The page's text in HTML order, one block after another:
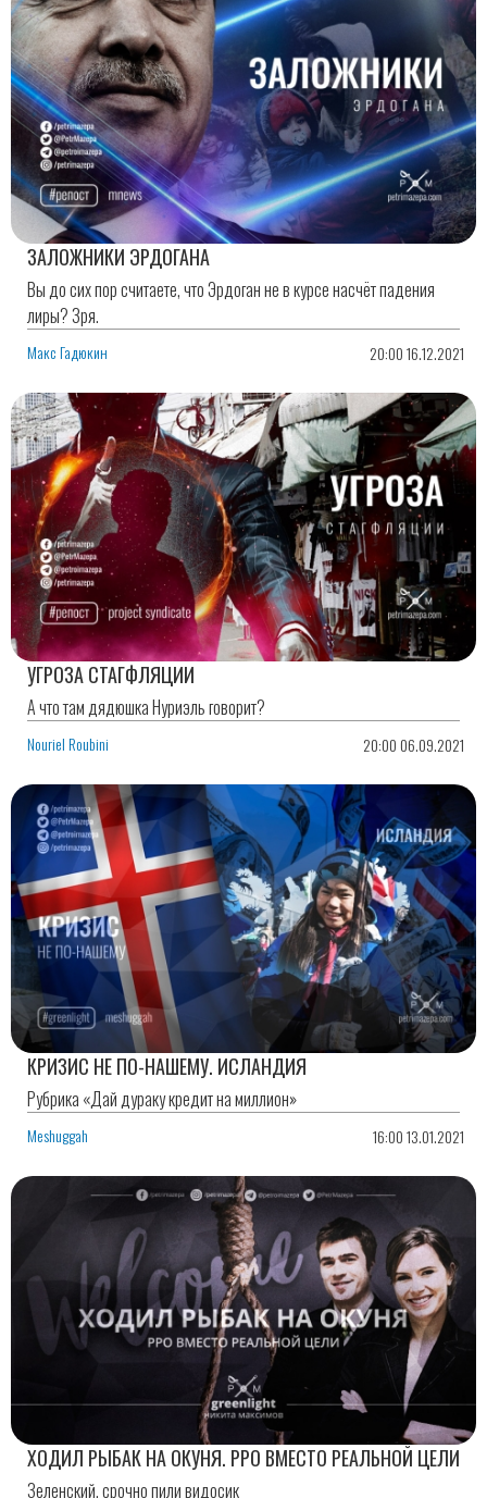
ЗАЛОЖНИКИ ЭРДОГАНА
Вы до сих пор считаете, что Эрдоган не в курсе насчёт падения
лиры? Зря.
Макс Гадюкин 20:00 16.12.2021
УГРОЗА СТАГФЛЯЦИИ
А что там дядюшка Нуриэль говорит?
Nouriel Roubini 20:00 06.09.2021
КРИЗИС НЕ ПО-НАШЕМУ. ИСЛАНДИЯ
Рубрика «Дай дураку кредит на миллион»
Meshuggah 16:00 13.01.2021
ХОДИЛ РЫБАК НА ОКУНЯ. РРО ВМЕСТО РЕАЛЬНОЙ ЦЕЛИ
Зеленский, срочно пили видосик